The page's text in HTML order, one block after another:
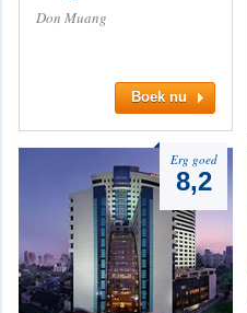
Don Muang
Boek nu
Erg goed
8,2